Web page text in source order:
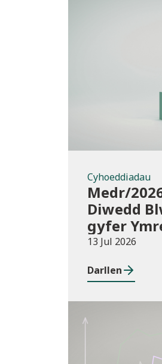
Cyhoeddiadau
Medr/
Diwedd
gyfer
Addysg
13 Jul 2026
Darllen